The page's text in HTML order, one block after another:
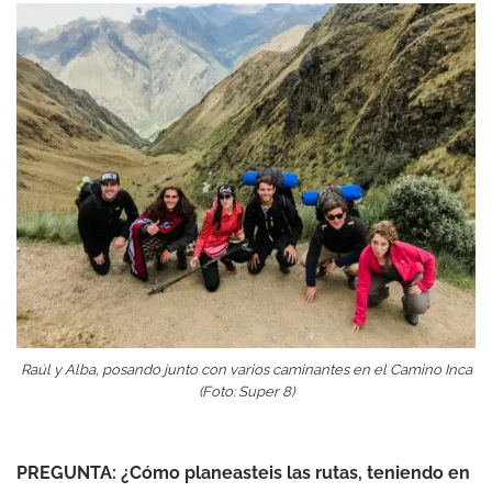
Raúl y Alba, posando junto con varios caminantes en el Camino Inca
(Foto: Super 8)
PREGUNTA: ¿Cómo planeasteis las rutas, teniendo en